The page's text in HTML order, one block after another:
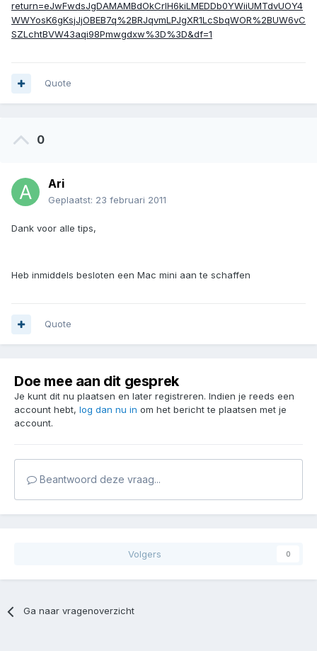
return=eJwFwdsJgDAMAMBdOkCrIH6kiLMEDDb0YWiiUMTdvUOY4
WWYosK6gKsjJjOBEB7q%2BRJqvmLPJgXR1LcSbqWOR%2BUW6vC
SZLchtBVW43aqi98Pmwgdxw%3D%3D&df=1
Quote
0
Ari
Geplaatst: 23 februari 2011
Dank voor alle tips,
Heb inmiddels besloten een Mac mini aan te schaffen
Quote
Doe mee aan dit gesprek
Je kunt dit nu plaatsen en later registreren. Indien je reeds een
account hebt, log dan nu in om het bericht te plaatsen met je
account.
Beantwoord deze vraag...
Volgers 0
Ga naar vragenoverzicht